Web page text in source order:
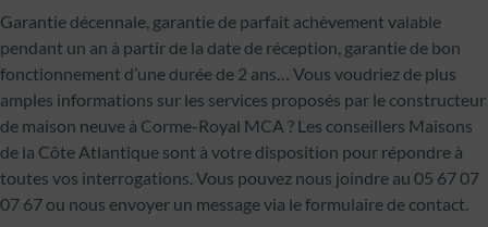
Garantie décennale, garantie de parfait achèvement valable
pendant un an à partir de la date de réception, garantie de bon
fonctionnement d’une durée de 2 ans… Vous voudriez de plus
amples informations sur les services proposés par le constructeur
de maison neuve à Corme-Royal MCA ? Les conseillers Maisons
de la Côte Atlantique sont à votre disposition pour répondre à
toutes vos interrogations. Vous pouvez nous joindre au 05 67 07
07 67 ou nous envoyer un message via le formulaire de contact.